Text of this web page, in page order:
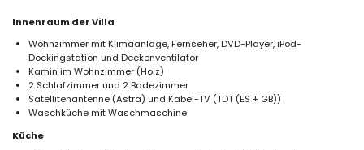
Innenraum der Villa
Wohnzimmer mit Klimaanlage, Fernseher, DVD-Player, iPod-
Dockingstation und Deckenventilator
Kamin im Wohnzimmer (Holz)
2 Schlafzimmer und 2 Badezimmer
Satellitenantenne (Astra) und Kabel-TV (TDT (ES + GB))
Waschküche mit Waschmaschine
Küche